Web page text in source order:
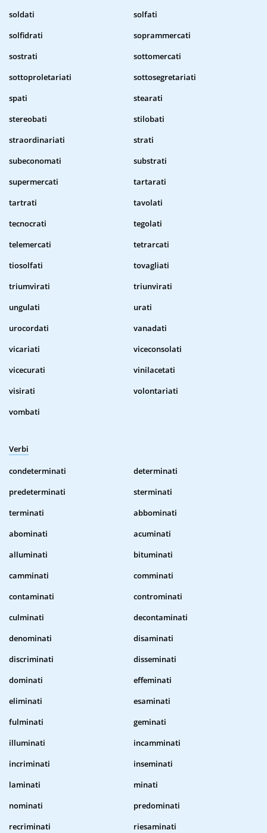
soldati
solfati
solfidrati
soprammercati
sostrati
sottomercati
sottoproletariati
sottosegretariati
spati
stearati
stereobati
stilobati
straordinariati
strati
subeconomati
substrati
supermercati
tartarati
tartrati
tavolati
tecnocrati
tegolati
telemercati
tetrarcati
tiosolfati
tovagliati
triumvirati
triunvirati
ungulati
urati
urocordati
vanadati
vicariati
viceconsolati
vicecurati
vinilacetati
visirati
volontariati
vombati
Verbi
condeterminati
determinati
predeterminati
sterminati
terminati
abbominati
abominati
acuminati
alluminati
bituminati
camminati
comminati
contaminati
controminati
culminati
decontaminati
denominati
disaminati
discriminati
disseminati
dominati
effeminati
eliminati
esaminati
fulminati
geminati
illuminati
incamminati
incriminati
inseminati
laminati
minati
nominati
predominati
recriminati
riesaminati